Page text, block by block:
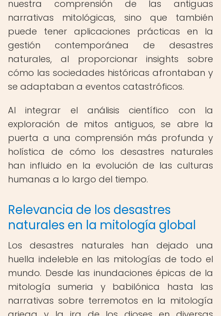
nuestra comprensión de las antiguas
narrativas mitológicas, sino que también
puede tener aplicaciones prácticas en la
gestión contemporánea de desastres
naturales, al proporcionar insights sobre
cómo las sociedades históricas afrontaban y
se adaptaban a eventos catastróficos.
Al integrar el análisis científico con la
exploración de mitos antiguos, se abre la
puerta a una comprensión más profunda y
holística de cómo los desastres naturales
han influido en la evolución de las culturas
humanas a lo largo del tiempo.
Relevancia de los desastres
naturales en la mitología global
Los desastres naturales han dejado una
huella indeleble en las mitologías de todo el
mundo. Desde las inundaciones épicas de la
mitología sumeria y babilónica hasta las
narrativas sobre terremotos en la mitología